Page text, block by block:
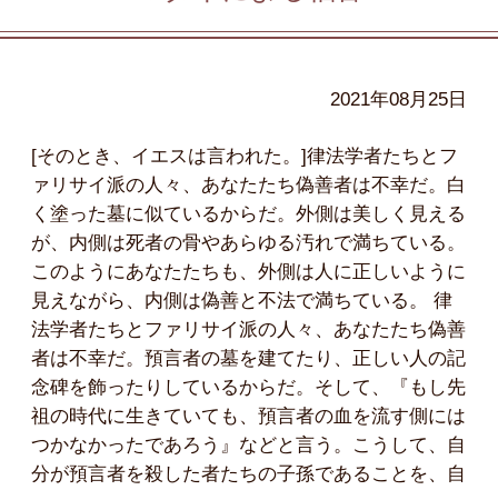
2021年08月25日
[そのとき、イエスは言われた。]律法学者たちとフ
ァリサイ派の人々、あなたたち偽善者は不幸だ。白
く塗った墓に似ているからだ。外側は美しく見える
が、内側は死者の骨やあらゆる汚れで満ちている。
このようにあなたたちも、外側は人に正しいように
見えながら、内側は偽善と不法で満ちている。 律
法学者たちとファリサイ派の人々、あなたたち偽善
者は不幸だ。預言者の墓を建てたり、正しい人の記
念碑を飾ったりしているからだ。そして、『もし先
祖の時代に生きていても、預言者の血を流す側には
つかなかったであろう』などと言う。こうして、自
分が預言者を殺した者たちの子孫であることを、自